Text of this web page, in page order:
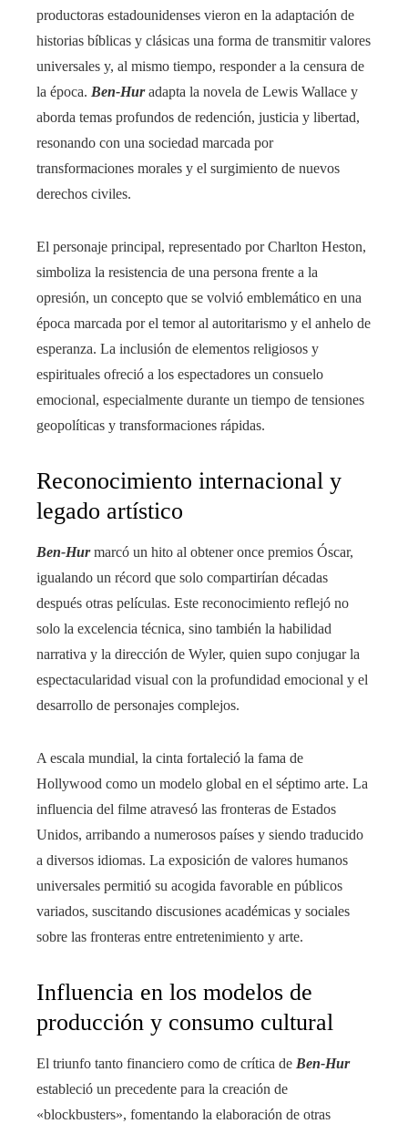
productoras estadounidenses vieron en la adaptación de
historias bíblicas y clásicas una forma de transmitir valores
universales y, al mismo tiempo, responder a la censura de
la época. Ben-Hur adapta la novela de Lewis Wallace y
aborda temas profundos de redención, justicia y libertad,
resonando con una sociedad marcada por
transformaciones morales y el surgimiento de nuevos
derechos civiles.
El personaje principal, representado por Charlton Heston,
simboliza la resistencia de una persona frente a la
opresión, un concepto que se volvió emblemático en una
época marcada por el temor al autoritarismo y el anhelo de
esperanza. La inclusión de elementos religiosos y
espirituales ofreció a los espectadores un consuelo
emocional, especialmente durante un tiempo de tensiones
geopolíticas y transformaciones rápidas.
Reconocimiento internacional y
legado artístico
Ben-Hur marcó un hito al obtener once premios Óscar,
igualando un récord que solo compartirían décadas
después otras películas. Este reconocimiento reflejó no
solo la excelencia técnica, sino también la habilidad
narrativa y la dirección de Wyler, quien supo conjugar la
espectacularidad visual con la profundidad emocional y el
desarrollo de personajes complejos.
A escala mundial, la cinta fortaleció la fama de
Hollywood como un modelo global en el séptimo arte. La
influencia del filme atravesó las fronteras de Estados
Unidos, arribando a numerosos países y siendo traducido
a diversos idiomas. La exposición de valores humanos
universales permitió su acogida favorable en públicos
variados, suscitando discusiones académicas y sociales
sobre las fronteras entre entretenimiento y arte.
Influencia en los modelos de
producción y consumo cultural
El triunfo tanto financiero como de crítica de Ben-Hur
estableció un precedente para la creación de
«blockbusters», fomentando la elaboración de otras